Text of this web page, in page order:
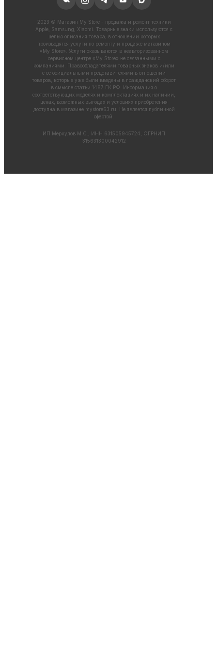
2023 © Магазин My Store - продажа и ремонт техники
Apple, Samsung, Xiaomi. Товарные знаки используются с
целью описания товара, в отношении которых
производятся услуги по ремонту и продаже магазином
«My Store». Услуги оказываются в неавторизованном
сервисном центре «My Store» не связанными с
компаниями. Правообладателями товарных знаков и/или
с ее официальными представителями в отношении
товаров, которые уже были введены в гражданский оборот
в смысле статьи 1487 ГК РФ. Информация о
соответствующих моделях и комплектациях и их наличии,
ценах, возможных выгодах и условиях приобретения
доступна в магазине mystore63.ru . Не является публичной
офертой.
ИП Меркулов М.С., ИНН 631505945724, ОГРНИП
315631300042912